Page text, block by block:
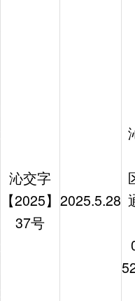
沁交字
【2025】
37号
2025.5.28